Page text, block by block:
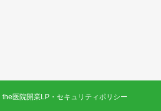
the医院開業LP・ セキュリティポリシー